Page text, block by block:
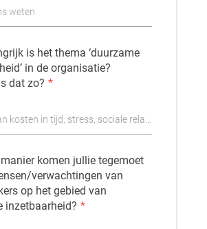
weten
is het thema ‘duurzame
in de organisatie?
dat zo? *
komen jullie tegemoet
verwachtingen van
op het gebied van
inzetbaarheid? *